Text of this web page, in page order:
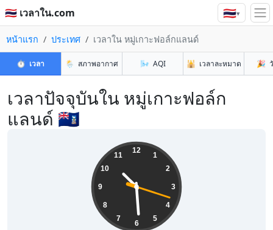
🇹🇭 เวลาใน.com 🇹🇭▾
หน้าแรก ประเทศ เวลาใน หมู่เกาะฟอล์กแลนด์
⏱️ เวลา 🌦️ สภาพอากาศ 🌬️ AQI 🕌 เวลาละหมาด 🎉
เวลาปัจจุบันใน หมู่เกาะฟอล์ก
แลนด์ 🇫🇰
12
1
2
3
4
5
6
7
8
9
10
11